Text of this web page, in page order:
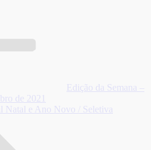
Edição da Semana –
de 2021
Natal e Ano Novo / Seletiva